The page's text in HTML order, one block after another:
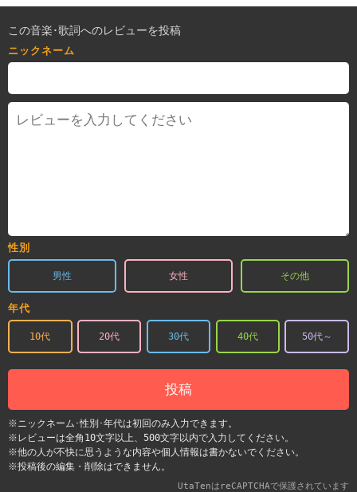
この音楽･歌詞へのレビューを投稿
ニックネーム
性別
男性 女性 その他
年代
10代 20代 30代 40代 50代～
投稿
※ニックネーム･性別･年代は初回のみ入力できます。
※レビューは全角10文字以上、500文字以内で入力してください。
※他の人が不快に思うような内容や個人情報は書かないでください。
※投稿後の編集・削除はできません。
UtaTenはreCAPTCHAで保護されています